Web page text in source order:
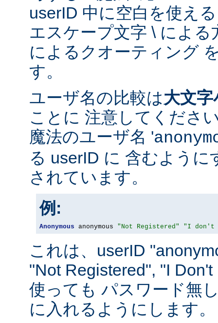
userID 中に空白を使え
エスケープ文字 \ による
によるクオーティング
す。
ユーザ名の比較は大文
ことに 注意してくださ
魔法のユーザ名 '
る userID に 含むよう
されています。
例:
Anonymous anonymous "Not Registered" "I don't
これは、userID
"Not Registered", "I
使っても パスワード無
に入れるようにします。